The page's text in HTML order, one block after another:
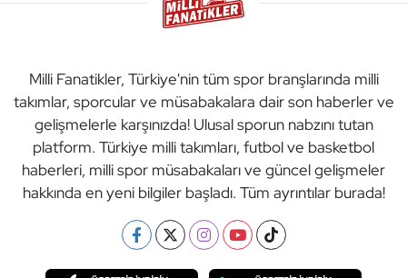
Milli Fanatikler, Türkiye'nin tüm spor branşlarında milli
takımlar, sporcular ve müsabakalara dair son haberler ve
gelişmelerle karşınızda! Ulusal sporun nabzını tutan
platform. Türkiye milli takımları, futbol ve basketbol
haberleri, milli spor müsabakaları ve güncel gelişmeler
hakkında en yeni bilgiler başladı. Tüm ayrıntılar burada!